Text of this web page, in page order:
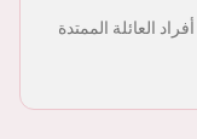
العائلة الممتدة